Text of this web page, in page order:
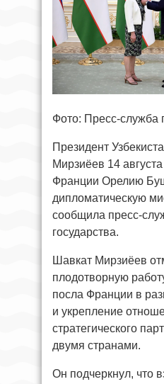
Фото: Пресс-служба
Президент
Мирзиёев 14
Франции Орелию
дипломатическую
сообщила пресс-
государства.
Шавкат Мирзиёев
плодотворную
посла Франции в
и укрепление
стратегического
двумя странами.
Он подчеркнул, что